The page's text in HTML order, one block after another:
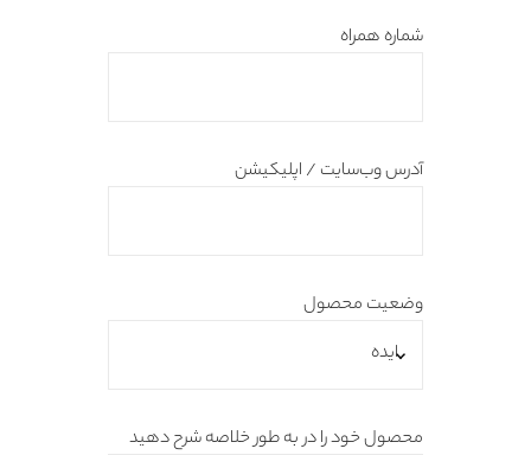
شماره همراه
آدرس وب‌سایت / اپلیکیشن
وضعیت محصول
محصول خود را در به طور خلاصه شرح دهید